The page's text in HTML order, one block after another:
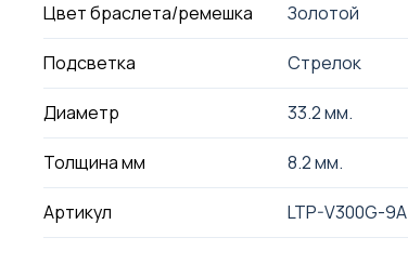
Цвет браслета/ремешка Золотой
Подсветка Стрелок
Диаметр 33.2 мм.
Толщина мм 8.2 мм.
Артикул LTP-V300G-9A